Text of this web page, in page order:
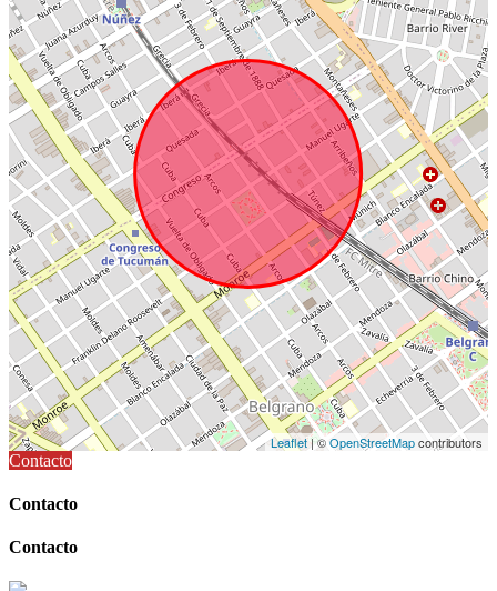
Leaflet| ©OpenStreetMapcontributors
Contacto
Contacto
Contacto